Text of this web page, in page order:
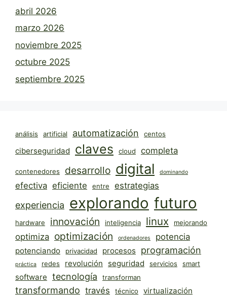
abril 2026
marzo 2026
noviembre 2025
octubre 2025
septiembre 2025
análisis artificial automatización centos
ciberseguridad claves cloud completa
contenedores desarrollo digital dominando
efectiva eficiente entre estrategias
experiencia explorando futuro
hardware innovación inteligencia linux mejorando
optimiza optimización ordenadores potencia
potenciando privacidad procesos programación
práctica redes revolución seguridad servicios smart
software tecnología transforman
transformando través técnico virtualización